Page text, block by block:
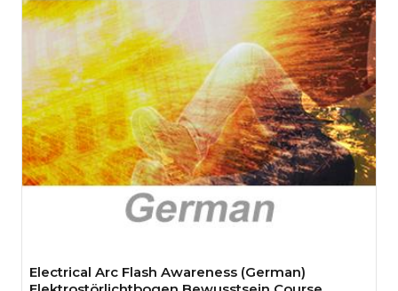
Electrical Arc Flash Awareness (German)